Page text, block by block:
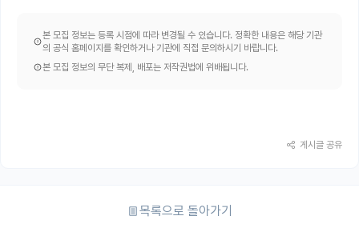
본 모집 정보는 등록 시점에 따라 변경될 수 있습니다. 정확한 내용은 해당 기관
의 공식 홈페이지를 확인하거나 기관에 직접 문의하시기 바랍니다.
본 모집 정보의 무단 복제, 배포는 저작권법에 위배됩니다.
게시글 공유
목록으로 돌아가기